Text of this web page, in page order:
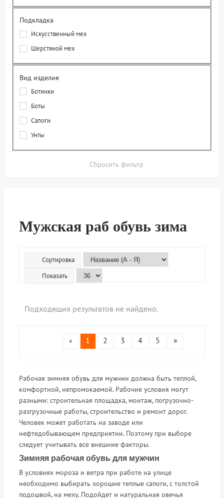
Подкладка
Искусственный мех
Шерстяной мех
Вид изделия
Ботинки
Боты
Сапоги
Унты
Сбросить фильтр
Мужская раб обувь зима
Сортировка
Показать
Подходящих результатов не найдено.
« 1 2 3 4 5 »
Рабочая зимняя обувь для мужчин должна быть теплой,
комфортной, непромокаемой. Рабочие условия могут
разными: строительная площадка, монтаж, погрузочно-
разгрузочные работы, строительство и ремонт дорог.
Человек может работать на заводе или
нефтедобывающем предприятии. Поэтому при выборе
следует учитывать все внешние факторы.
Зимняя рабочая обувь для мужчин
В условиях мороза и ветра при работе на улице
необходимо выбирать хорошие теплые сапоги, с толстой
подошвой, на меху. Подойдет и натуральная овечья